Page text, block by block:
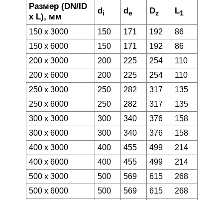
Размер (DN/ID
x L), мм
di de Dz L1
150 x 3000 150 171 192
86
150 x 6000
150 171 192
86
200 x 3000
200 225 254
110
200 x 6000
200 225 254
110
250 x 3000
250 282 317
135
250 x 6000
250 282 317
135
300 x 3000
300 340 376
158
300 x 6000
300 340 376
158
400 x 3000
400 455 499
214
400 x 6000
400 455 499
214
500 x 3000
500 569 615
268
500 x 6000
500 569 615
268